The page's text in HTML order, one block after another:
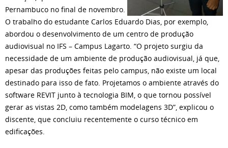
Pernambuco no final de novembro.
O trabalho do estudante Carlos Eduardo Dias, por exemplo,
abordou o desenvolvimento de um centro de produção
audiovisual no IFS – Campus Lagarto. “O projeto surgiu da
necessidade de um ambiente de produção audiovisual, já que,
apesar das produções feitas pelo campus, não existe um local
destinado para isso de fato. Projetamos o ambiente através do
software REVIT junto à tecnologia BIM, o que tornou possível
gerar as vistas 2D, como também modelagens 3D”, explicou o
discente, que concluiu recentemente o curso técnico em
edificações.